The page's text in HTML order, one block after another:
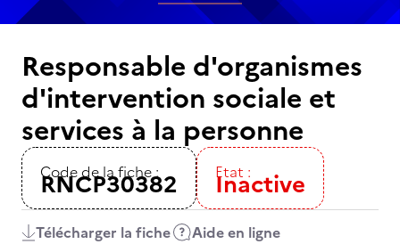
Responsable d'organismes
d'intervention sociale et
services à la personne
Code de la fiche :
RNCP30382 Etat :
Inactive
Télécharger la fiche Aide en ligne